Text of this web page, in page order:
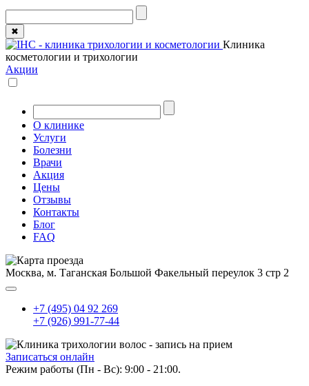
✖
Клиника
косметологии и трихологии
Акции
О клинике
Услуги
Болезни
Врачи
Акция
Цены
Отзывы
Контакты
Блог
FAQ
Москва, м. Таганская Большой Факельный переулок 3 стр 2
+7 (495) 04 92 269
+7 (926) 991-77-44
Записаться онлайн
Режим работы (Пн - Вс): 9:00 - 21:00.